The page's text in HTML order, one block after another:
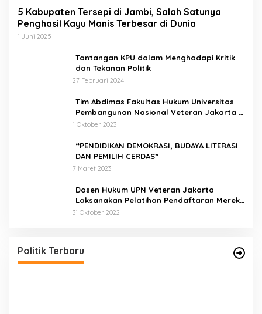
5 Kabupaten Tersepi di Jambi, Salah Satunya
Penghasil Kayu Manis Terbesar di Dunia
1 Juni 2025
Tantangan KPU dalam Menghadapi Kritik
dan Tekanan Politik
27 Februari 2024
Tim Abdimas Fakultas Hukum Universitas
Pembangunan Nasional Veteran Jakarta
Melakukan Pendampingan dan
1 Oktober 2023
“PENDIDIKAN DEMOKRASI, BUDAYA LITERASI
DAN PEMILIH CERDAS”
7 Maret 2023
Dosen Hukum UPN Veteran Jakarta
Laksanakan Pelatihan Pendaftaran Merek
di Desa Jatisura Kabupaten Indramayu
31 Oktober 2022
Politik Terbaru
Di Politik, Titik Kota Jambi